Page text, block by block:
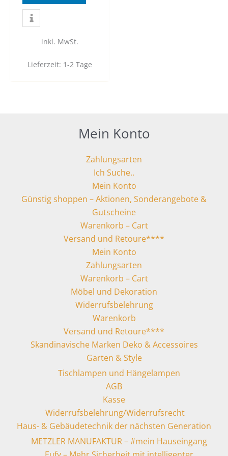
inkl. MwSt.
Lieferzeit: 1-2 Tage
Mein Konto
Zahlungsarten
Ich Suche..
Mein Konto
Günstig shoppen – Aktionen, Sonderangebote &
Gutscheine
Warenkorb – Cart
Versand und Retoure****
Mein Konto
Zahlungsarten
Warenkorb – Cart
Möbel und Dekoration
Widerrufsbelehrung
Warenkorb
Versand und Retoure****
Skandinavische Marken Deko & Accessoires
Garten & Style
Tischlampen und Hängelampen
AGB
Kasse
Widerrufsbelehrung/Widerrufsrecht
Haus- & Gebäudetechnik der nächsten Generation
METZLER MANUFAKTUR – #mein Hauseingang